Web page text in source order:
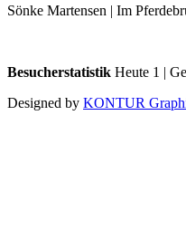
Sönke Martensen | Im
Besucherstatistik Heute 1 |
Designed by KONTUR